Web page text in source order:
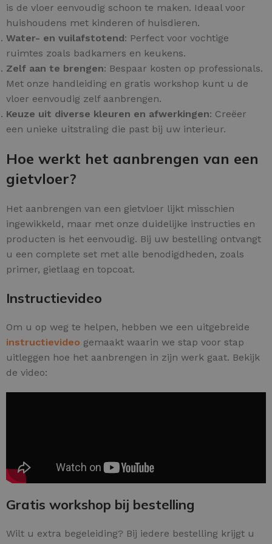
is de vloer eenvoudig schoon te maken. Ideaal voor
huishoudens met kinderen of huisdieren.
Water- en vuilafstotend: Perfect voor vochtige
ruimtes zoals badkamers en keukens.
Zelf aan te brengen: Bespaar kosten op professionals.
Met onze handleiding en gratis workshop kunt u de
vloer eenvoudig zelf aanbrengen.
Keuze uit diverse kleuren en afwerkingen: Creëer
een unieke uitstraling die past bij uw interieur.
Hoe werkt het aanbrengen van een
gietvloer?
Het aanbrengen van een gietvloer lijkt misschien
ingewikkeld, maar met onze duidelijke instructies en
producten is het eenvoudig. Bij uw bestelling ontvangt
u een complete set met alle benodigdheden, zoals
primer, gietlaag en topcoat.
Instructievideo
Om u op weg te helpen, hebben we een uitgebreide
instructievideo gemaakt waarin we stap voor stap
uitleggen hoe het aanbrengen in zijn werk gaat. Bekijk
de video:
Gratis workshop bij bestelling
Wilt u extra begeleiding? Bij iedere bestelling krijgt u